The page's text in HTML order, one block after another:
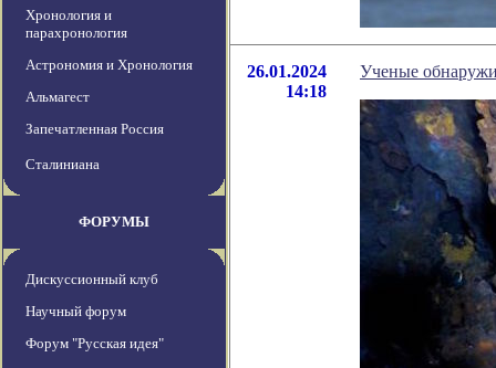
Хронология и
парахронология
Астрономия и Хронология
Альмагест
Запечатленная Россия
Сталиниана
ФОРУМЫ
Дискуссионный клуб
Научный форум
Форум "Русская идея"
26.01.2024
14:18
Ученые